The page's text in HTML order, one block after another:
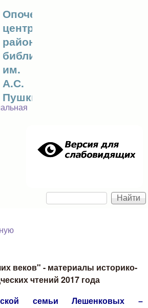
к основному
содержанию
Опочецкая
центральная
районная
библиотека
им.
А.С.
Пушкина
Форма поиска
веков" - материалы историко-
чтений 2017 года
семьи Лешенковых –